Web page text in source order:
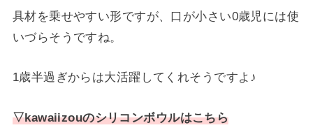
具材を乗せやすい形ですが、口が小さい0歳児には使
いづらそうですね。
1歳半過ぎからは大活躍してくれそうですよ♪
▽kawaiizouのシリコンボウルはこちら